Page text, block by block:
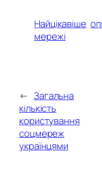
Найцікавіше
мережі
← Загальна
кількість
користування
соцмереж
українцями